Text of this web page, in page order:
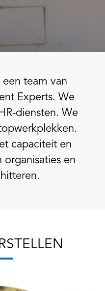
team van
Experts. We
diensten. We
capaciteit en
organisaties en